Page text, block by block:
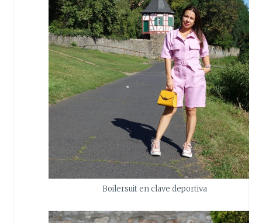
Boilersuit en clave deportiva